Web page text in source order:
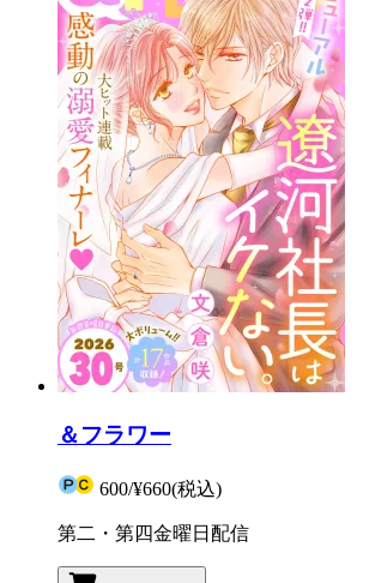
＆フラワー
600/¥660(税込)
第二・第四金曜日配信